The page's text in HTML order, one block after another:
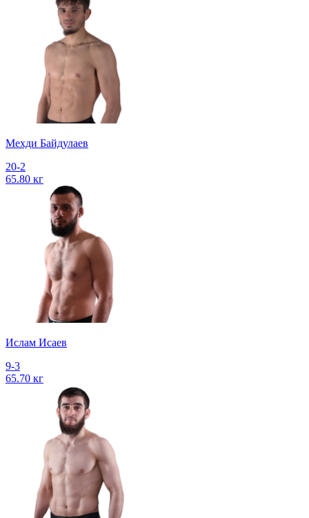
Мехди Байдулаев
20-2
65.80 кг
Ислам Исаев
9-3
65.70 кг